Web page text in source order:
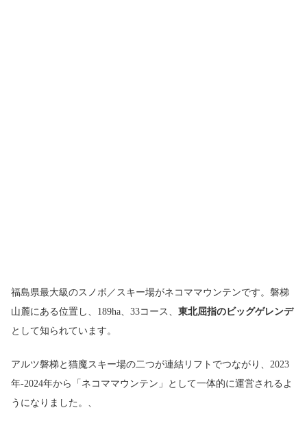
福島県最大級のスノボ／スキー場がネコママウンテンです。磐梯
山麓にある位置し、189ha、33コース、 東北屈指のビッグゲレンデ
として知られています。
アルツ磐梯と猫魔スキー場の二つが連結リフトでつながり、2023
年-2024年から「ネコママウンテン」として一体的に運営されるよ
うになりました。、